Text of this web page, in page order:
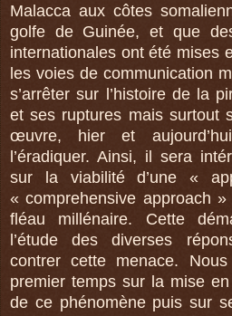
Malacca aux côtes
golfe de Guinée, et que
internationales ont été mises
les voies de communication
s’arrêter sur l’histoire de la
et ses ruptures mais surtout
œuvre, hier et
l’éradiquer. Ainsi, il sera
sur la viabilité d’une «
« comprehensive approach
fléau millénaire. Cette
l’étude des diverses
contrer cette menace.
premier temps sur la mise
de ce phénomène puis sur